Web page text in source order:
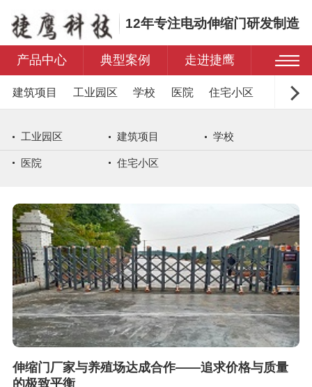
12年专注电动伸缩门研发制造
产品中心 典型案例 走进捷鹰
建筑项目 工业园区 学校 医院 住宅小区
工业园区 建筑项目 学校
医院 住宅小区
伸缩门厂家与养殖场达成合作——追求价格与质量
的极致平衡